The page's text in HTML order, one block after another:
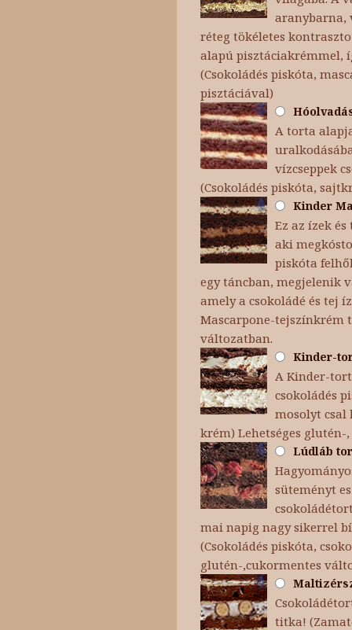
aranybarna,
réteg tökéletes
alapú pisztáciakrémmel,
(Csokoládés piskóta,
pisztáciával)
A torta
vízcseppek
(Csokoládés piskóta,
Kinder
Ez az ízek
aki
piskóta
egy táncban, megjelenik
amely a csokoládé és tej
Mascarpone-tejszínkrém
változatban.
Kinder-
A Kinder-
csokoládés
mosolyt csal
krém) Lehetséges
Lúdláb
süteményt
mai napig nagy sikerrel
(Csokoládés piskóta,
glutén-,cukormentes
titka!